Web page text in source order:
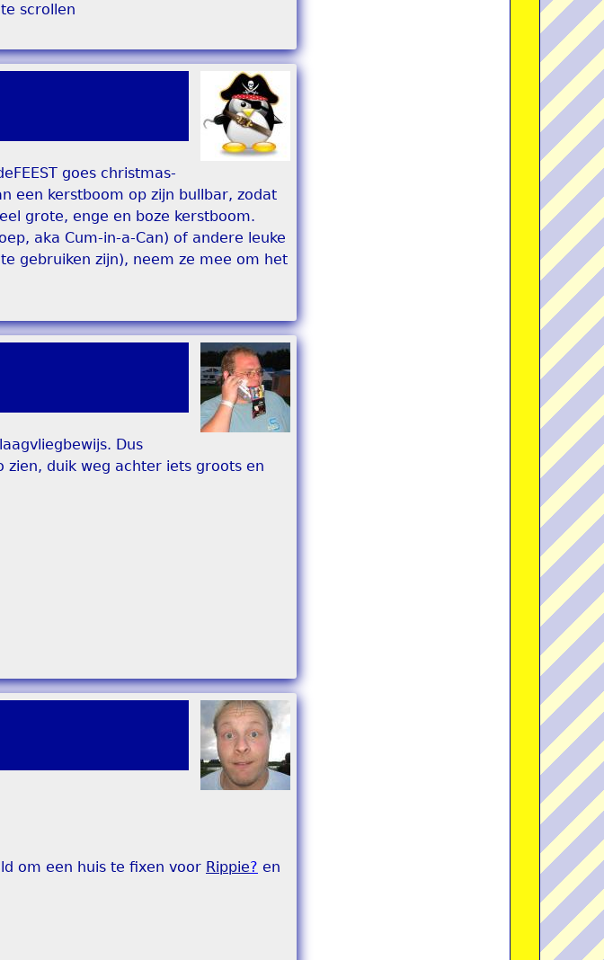
scrollen
goes christmas-
een kerstboom op zijn bullbar, zodat
grote, enge en boze kerstboom.
aka Cum-in-a-Can) of andere leuke
gebruiken zijn), neem ze mee om het
Dus
duik weg achter iets groots en
om een huis te fixen voor Rippie? en